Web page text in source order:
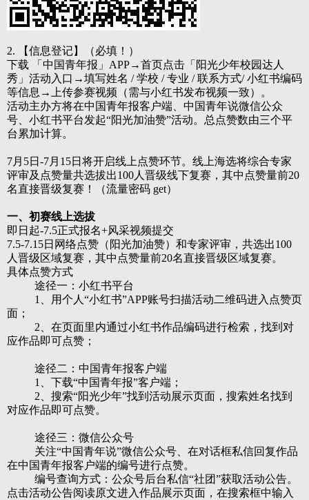
2. 【信息登记】（必填！）
下载 「中国青年报」APP→首页点击「阳光少年校园达人
秀」活动入口→填写姓名 / 学校 / 专业 / 联系方式/ 小红书编码
等信息→上传参赛视频（需与小红书发布视频一致）。
活动主办方将在中国青年报客户端、中国青年说微信公众
号、小红书平台发起“阳光加油赞”活动。总点赞数由三个平
台累加计算。
7月5日-7月15日将开启线上点赞环节。线上海选将综合专家
评审及点赞量共选拔出100人晋级线下复赛，其中点赞量前20
名直接晋级复赛！（流量密码 get）
一、初赛线上选拔
即日起-7.5正式报名+风采视频提交
7.5-7.15日网络点赞（阳光加油赞）和专家评审，共选出100
人晋级区域复赛，其中点赞量前20名直接晋级区域复赛。
具体点赞方式
途径一：小红书平台
1、用个人“小红书”APP账号扫描活动二维码进入点赞页
面；
2、在页面里内通过小红书作品编码进行检索，找到对
应作品即可点赞；
途径二： 中国青年报客户端
1、下载“中国青年报”客户端；
2、搜索“阳光少年”找到活动展示页面，搜索姓名找到
对应作品即可点赞。
途径三：微信公众号
关注“中国青年说”微信公众号、在对话框私信回复作品
在中国青年报客户端的编号进行点赞。
编号查询方式：公众号后台私信“社团”获取活动公告。
点击活动公告阅读原文进入作品展示页面，在搜索框中输入